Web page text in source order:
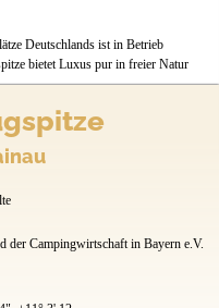
Deutschlands ist in Betrieb
bietet Luxus pur in freier Natur
der Campingwirtschaft in Bayern e.V.